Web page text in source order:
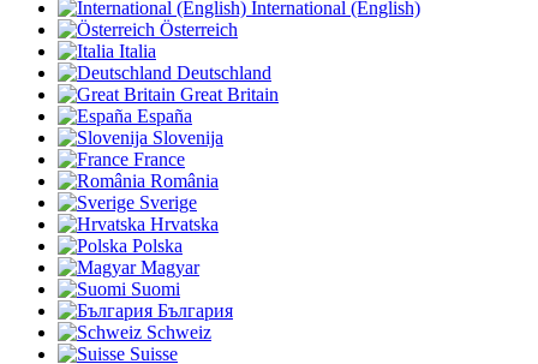
International (English)
Österreich
Italia
Deutschland
Great Britain
España
Slovenija
France
România
Sverige
Hrvatska
Polska
Magyar
Suomi
България
Schweiz
Suisse